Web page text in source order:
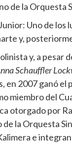
de la Orquesta
Uno de
y,
y, a
Schauffler
en 2007 ganó
miembro del
otorgado por
la Orquesta
e